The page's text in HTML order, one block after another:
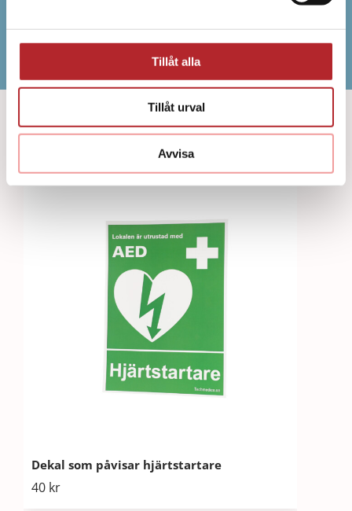
Tillåt alla
Tillåt urval
Avvisa
Jessica Holmström,VD, Techmedico AB
Bästsäljare
Dekal som påvisar hjärtstartare
40 kr